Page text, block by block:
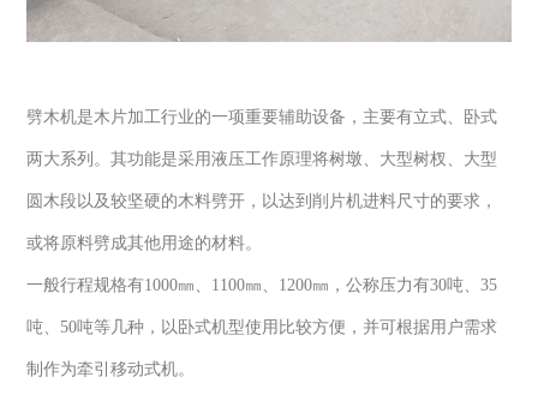
劈木机是木片加工行业的一项重要辅助设备，主要有立式、卧式
两大系列。其功能是采用液压工作原理将树墩、大型树杈、大型
圆木段以及较坚硬的木料劈开，以达到削片机进料尺寸的要求，
或将原料劈成其他用途的材料。
一般行程规格有1000㎜、1100㎜、1200㎜，公称压力有30吨、35
吨、50吨等几种，以卧式机型使用比较方便，并可根据用户需求
制作为牵引移动式机。